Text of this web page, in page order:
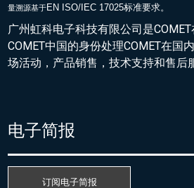
量溯源基于EN ISO/IEC 17025标准要求。
广州虹科电子科技有限公司是
COMET中国的身份处理COMET在国
场活动，产品销售，技术支持和售后
电子简报
订阅电子简报